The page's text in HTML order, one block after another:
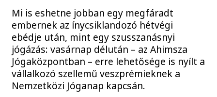
Mi is eshetne jobban egy megfáradt
embernek az ínycsiklandozó hétvégi
ebédje után, mint egy szusszanásnyi
jógázás: vasárnap délután – az Ahimsza
Jógaközpontban – erre lehetősége is nyílt a
vállalkozó szellemű veszprémieknek a
Nemzetközi Jóganap kapcsán.